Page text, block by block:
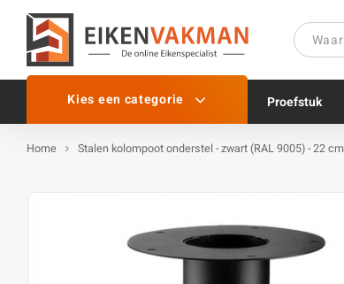
Kies een categorie Proefstuk
Home Stalen kolompoot onderstel - zwart (RAL 9005) - 22